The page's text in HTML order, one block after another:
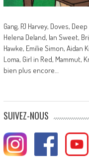
Gang, PJ Harvey, Doves,
Helena Deland, Ian Sweet,
Hawke, Emilie Simon, Aidan
Loma, Girl in Red, Mammut,
bien plus encore…
SUIVEZ-NOUS